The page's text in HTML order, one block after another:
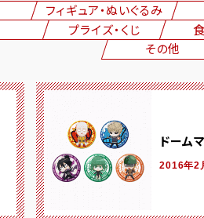
フィギュア・ぬいぐるみ
プライズ・くじ
その他
ドーム
2016年2